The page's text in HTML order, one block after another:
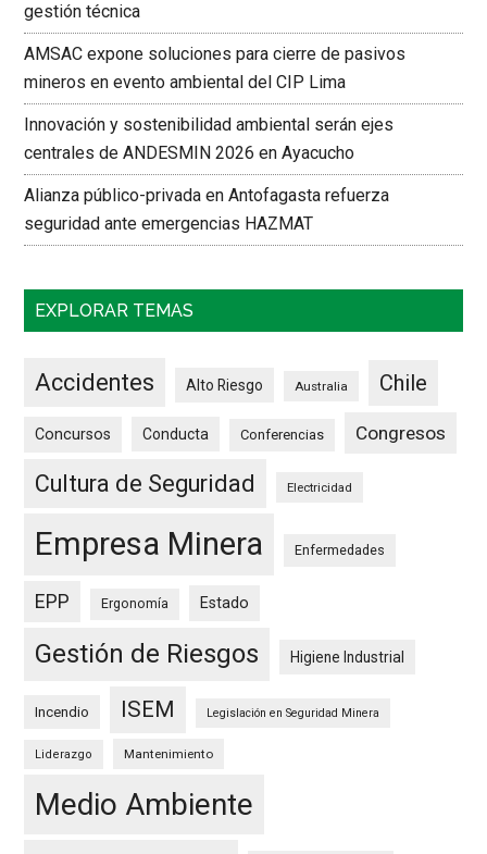
gestión técnica
AMSAC expone soluciones para cierre de pasivos
mineros en evento ambiental del CIP Lima
Innovación y sostenibilidad ambiental serán ejes
centrales de ANDESMIN 2026 en Ayacucho
Alianza público-privada en Antofagasta refuerza
seguridad ante emergencias HAZMAT
EXPLORAR TEMAS
Accidentes Alto Riesgo Australia Chile
Concursos Conducta Conferencias Congresos
Cultura de Seguridad Electricidad
Empresa Minera Enfermedades
EPP Ergonomía Estado
Gestión de Riesgos Higiene Industrial
Incendio ISEM Legislación en Seguridad Minera
Liderazgo Mantenimiento
Medio Ambiente